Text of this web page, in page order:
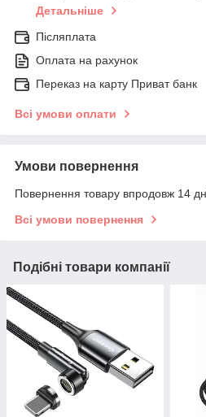
Детальніше
Післяплата
Оплата на рахунок
Переказ на карту Приват банк
Всі умови оплати
Умови повернення
Повернення товару впродовж 14
Всі умови повернення
Подібні товари компанії